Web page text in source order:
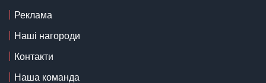
Реклама
Наші нагороди
Контакти
Наша команда